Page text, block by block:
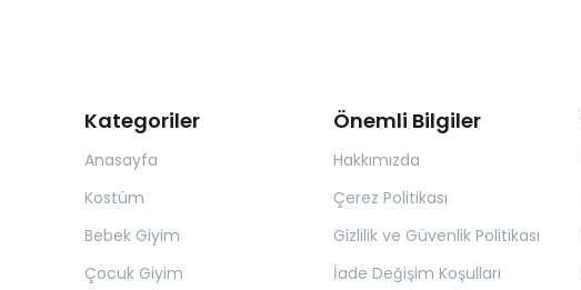
Kategoriler
Anasayfa
Kostüm
Bebek Giyim
Çocuk Giyim
Önemli Bilgiler
Hakkımızda
Çerez Politikası
Gizlilik ve Güvenlik Politikası
İade Değişim Koşulları